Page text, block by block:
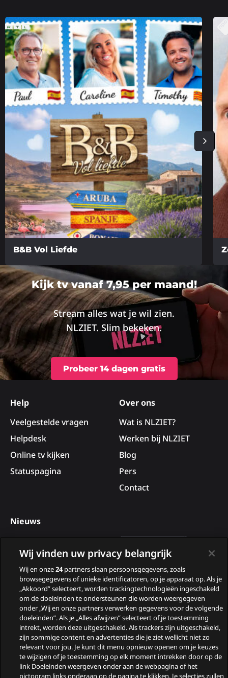
B&B Vol Liefde
Lees
meer
over
Kijk tv vanaf 7,95 per maand!
Stream alles wat je wil zien.
NLZIET. Slim bekeken.
Probeer 14 dagen gratis
footer
Help
Veelgestelde vragen
Helpdesk
Online tv kijken
Statuspagina
Over ons
Wat is NLZIET?
Werken bij NLZIET
Blog
Pers
Contact
Nieuws
Deelnemers van B&B Vol
Liefde 2026
Nieuwe tv programma’s
in augustus
Wie zijn de gasten van
Zomergasten?
Woeste Grond
Wij vinden uw privacy belangrijk
Wij en onze24partners slaan persoonsgegevens, zoals
browsegegevens of unieke identificatoren, op je apparaat op. Als je
„Akkoord” selecteert, worden trackingtechnologieën ingeschakeld
om de doeleinden te ondersteunen die worden weergegeven
onder „Wij en onze partners verwerken gegevens voor de volgende
doeleinden”. Als je „Alles afwijzen” selecteert of je toestemming
intrekt, worden deze uitgeschakeld. Als trackers zijn uitgeschakeld,
zijn sommige content en advertenties die je ziet wellicht niet zo
relevant voor jou. Je kunt dit menu opnieuw openen om je keuzes
te wijzigen of je toestemming op elk moment intrekken door op de
link Doeleinden weergeven onder aan de webpagina of het
pictogram links onderaan op de pagina te klikken. Je selecties zullen